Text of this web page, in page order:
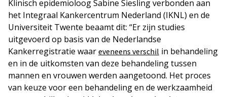
Klinisch epidemioloog Sabine Siesling verbonden aan
het Integraal Kankercentrum Nederland (IKNL) en de
Universiteit Twente beaamt dit: “Er zijn studies
uitgevoerd op basis van de Nederlandse
Kankerregistratie waar eveneens verschil in behandeling
en in de uitkomsten van deze behandeling tussen
mannen en vrouwen werden aangetoond. Het proces
van keuze voor een behandeling en de werkzaamheid